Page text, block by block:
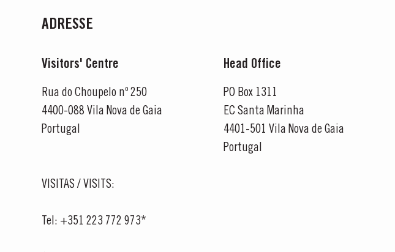
ADRESSE
Visitors' Centre
Rua do Choupelo nº 250
4400-088 Vila Nova de Gaia
Portugal
VISITAS / VISITS:
Tel: +351 223 772 973*
Head Office
PO Box 1311
EC Santa Marinha
4401-501 Vila Nova de Gaia
Portugal